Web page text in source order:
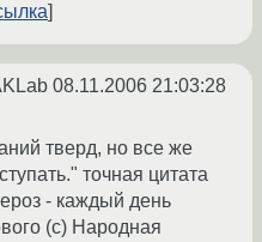
08.11.2006 21:03:28
тверд, но все же
точная цитата
- каждый день
(с) Народная